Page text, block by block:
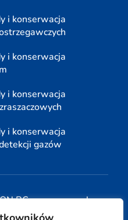
i konserwacja
i konserwacja
i konserwacja
i konserwacja
gazów
BC sp, z o. o. sp. k.